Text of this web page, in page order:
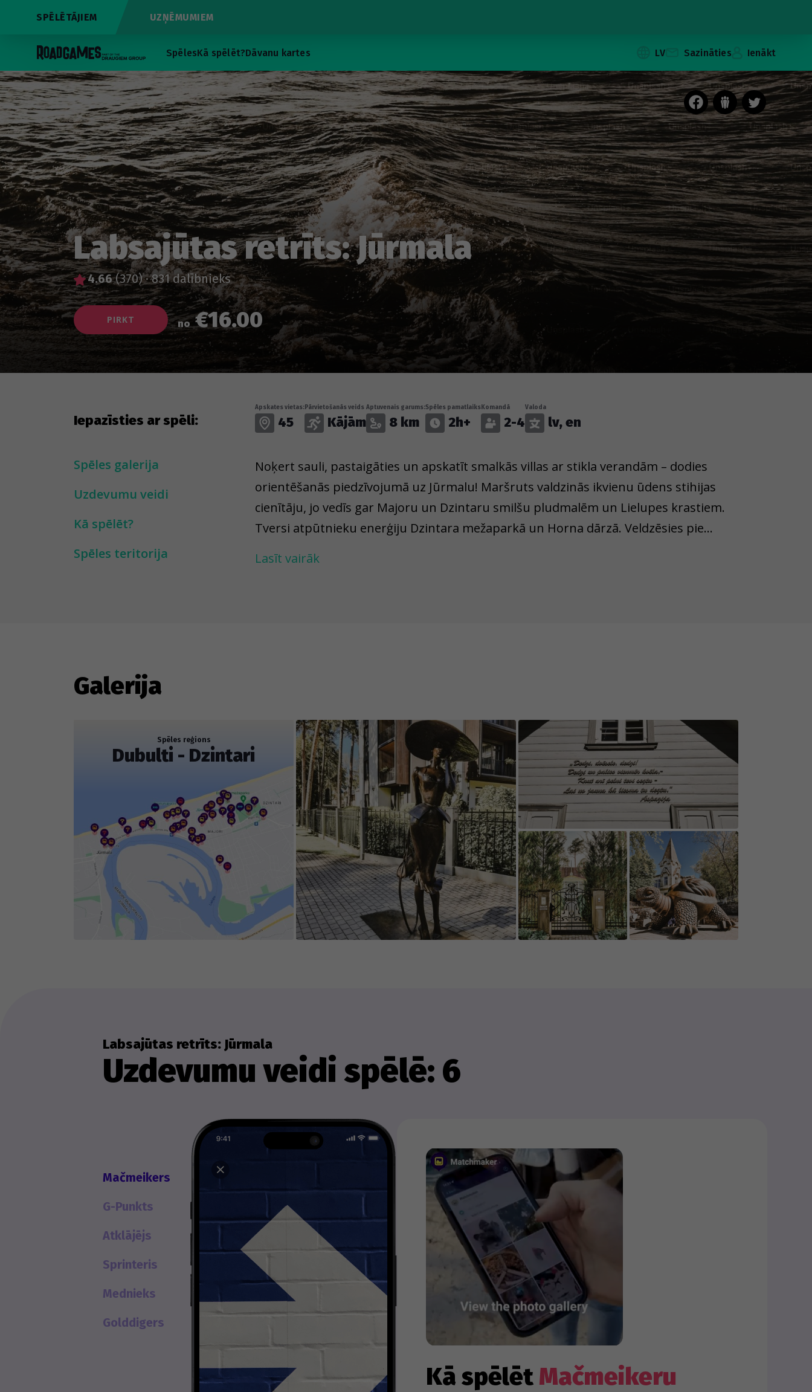
SPĒLĒTĀJIEM UZŅĒMUMIEM
SpēlesKā spēlēt?Dāvanu kartes LV Sazināties Ienākt
Labsajūtas retrīts: Jūrmala
4.66(370)·831 dalībnieks
PIRKT no €16.00
Iepazīsties ar spēli:
Spēles galerija
Uzdevumu veidi
Kā spēlēt?
Spēles teritorija
Apskates vietas:
45
Pārvietošanās veids
Kājām
Aptuvenais garums:
8 km
Spēles pamatlaiks
2h+
Komandā
2-4
Valoda
lv, en
Noķert sauli, pastaigāties un apskatīt smalkās villas ar stikla verandām – dodies
orientēšanās piedzīvojumā uz Jūrmalu! Maršruts valdzinās ikvienu ūdens stihijas
cienītāju, jo vedīs gar Majoru un Dzintaru smilšu pludmalēm un Lielupes krastiem.
Tversi atpūtnieku enerģiju Dzintara mežaparkā un Horna dārzā. Veldzēsies pie
ilgums nav prognozējams. Tāpēc vēlamies Tevi jau iepriekš pabrīdināt, ka var būt
situācijas, kad kādā no uzdevumiem objekts ir pazudis, nomainīts, nojaukts,
pārkrāsots vai bojāts. Tāpat, lūdzu, ņem vērā, ka dažādos laikapstākļos (lietus,
sniegs, migla) ne visiem spēles objektiem var ērti piekļūt un tos ieraudzīt.
Spēles saturs tiek labots un atjaunots sadarbībā ar jums, spēlētājiem, tāpēc paldies
katram, kurš pievieno jaunu spēles saturu vai informē par esošā satura izmaiņām.
Lasīt vairāk
Galerija
Spēles reģions
Dubulti - Dzintari
Labsajūtas retrīts: Jūrmala
Uzdevumu veidi spēlē: 6
Mačmeikers
G-Punkts
Atklājējs
Sprinteris
Mednieks
Golddigers
Kā spēlēt Mačmeikeru